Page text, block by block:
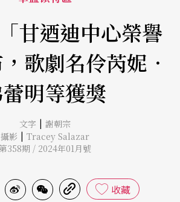
甘迺迪中心榮譽
歌劇名伶芮妮．
明等獲獎
文字 | 謝朝宗
攝影 | Tracey Salazar
358期 / 2024年01月號
收藏